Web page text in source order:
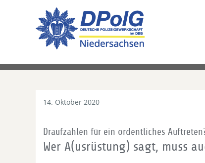
14. Oktober 2020
Draufzahlen für ein ordentliches
Wer A(usrüstung) sagt, muss